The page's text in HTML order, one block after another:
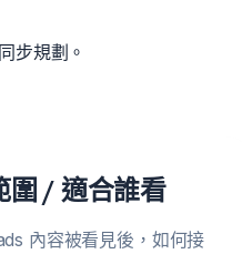
步規劃。
圍 / 適合誰看
內容被看見後，如何接